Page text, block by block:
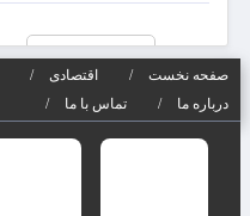
صفحه نخست اقتصادی
درباره ما
تماس با ما